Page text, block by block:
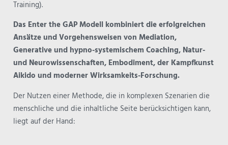
Training).
Das Enter the GAP Modell kombiniert die erfolgreichen
Ansätze und Vorgehensweisen von Mediation,
Generative und hypno-systemischem Coaching, Natur-
und Neurowissenschaften, Embodiment, der Kampfkunst
Aikido und moderner Wirksamkeits-Forschung.
Der Nutzen einer Methode, die in komplexen Szenarien die
menschliche und die inhaltliche Seite berücksichtigen kann,
liegt auf der Hand: